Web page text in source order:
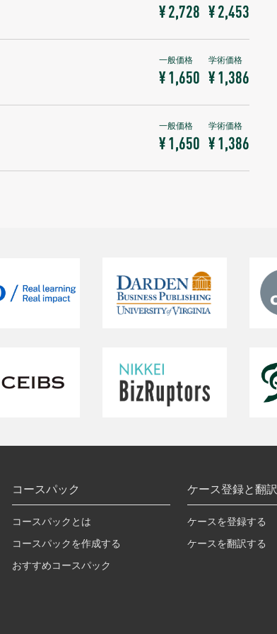
¥ 2,728 ¥ 2,453
¥ 1,650 ¥ 1,386
¥ 1,650 ¥ 1,386
コースパック
コースパックとは
コースパックを作成する
おすすめコースパック
ケース登録と翻訳
ケースを登録する
ケースを翻訳する